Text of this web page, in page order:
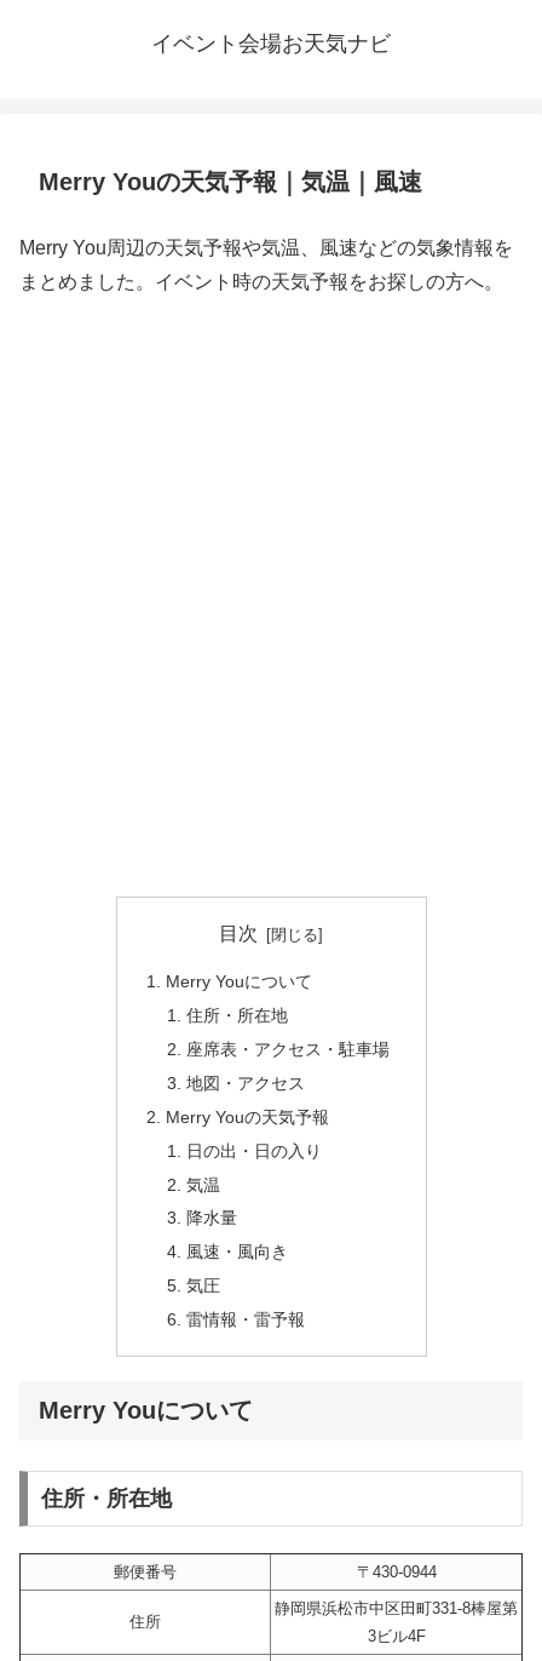
イベント会場お天気ナビ
Merry Youの天気予報｜気温｜風速
Merry You周辺の天気予報や気温、風速などの気象情報を
まとめました。イベント時の天気予報をお探しの方へ。
目次
Merry Youについて
住所・所在地
座席表・アクセス・駐車場
地図・アクセス
Merry Youの天気予報
日の出・日の入り
気温
降水量
風速・風向き
気圧
雷情報・雷予報
Merry Youについて
住所・所在地
郵便番号 〒430-0944
住所
静岡県浜松市中区田町331-8棒屋第
3ビル4F